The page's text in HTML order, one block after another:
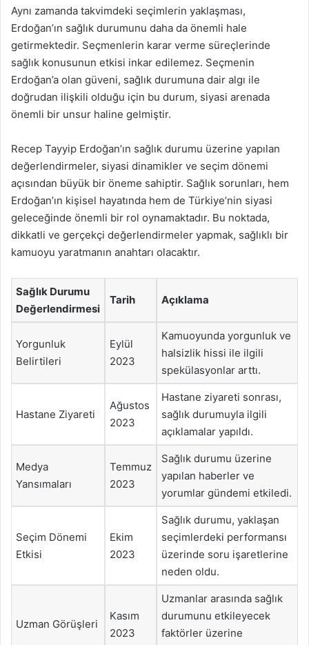
Aynı zamanda takvimdeki seçimlerin yaklaşması,
Erdoğan’ın sağlık durumunu daha da önemli hale
getirmektedir. Seçmenlerin karar verme süreçlerinde
sağlık konusunun etkisi inkar edilemez. Seçmenin
Erdoğan’a olan güveni, sağlık durumuna dair algı ile
doğrudan ilişkili olduğu için bu durum, siyasi arenada
önemli bir unsur haline gelmiştir.
Recep Tayyip Erdoğan’ın sağlık durumu üzerine yapılan
değerlendirmeler, siyasi dinamikler ve seçim dönemi
açısından büyük bir öneme sahiptir. Sağlık sorunları, hem
Erdoğan’ın kişisel hayatında hem de Türkiye’nin siyasi
geleceğinde önemli bir rol oynamaktadır. Bu noktada,
dikkatli ve gerçekçi değerlendirmeler yapmak, sağlıklı bir
kamuoyu yaratmanın anahtarı olacaktır.
Sağlık Durumu
Değerlendirmesi
Tarih Açıklama
Yorgunluk
Belirtileri
Eylül
2023
Kamuoyunda yorgunluk ve
halsizlik hissi ile ilgili
spekülasyonlar arttı.
Hastane Ziyareti
Ağustos
2023
Hastane ziyareti sonrası,
sağlık durumuyla ilgili
açıklamalar yapıldı.
Medya
Yansımaları
Temmuz
2023
Sağlık durumu üzerine
yapılan haberler ve
yorumlar gündemi etkiledi.
Seçim Dönemi
Etkisi
Ekim
2023
Sağlık durumu, yaklaşan
seçimlerdeki performansı
üzerinde soru işaretlerine
neden oldu.
Uzman Görüşleri
Kasım
2023
Uzmanlar arasında sağlık
durumunu etkileyecek
faktörler üzerine